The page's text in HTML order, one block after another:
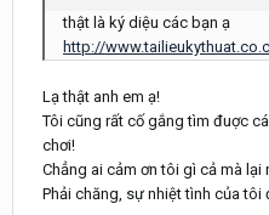
thật là ký diệu các bạn ạ
http://
Lạ thật anh em ạ!
Tôi cũng rất cố gắng tìm đuợc
chơi!
Chẳng ai cảm ơn tôi gì cả mà lại
Phải chăng, sự nhiệt tình của tôi